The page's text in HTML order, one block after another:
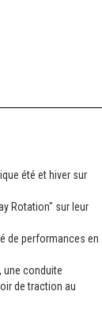
été et hiver sur
Rotation" sur leur
de performances en
une conduite
de traction au